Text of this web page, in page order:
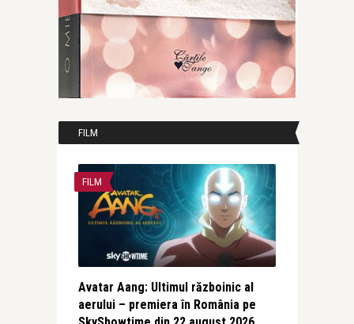
FILM
FILM
Avatar Aang: Ultimul războinic al
aerului – premiera în România pe